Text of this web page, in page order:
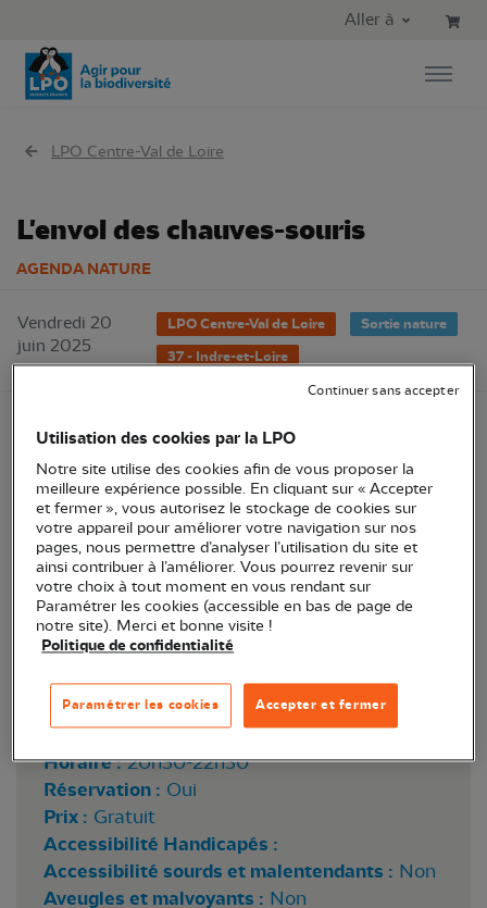
Aller au menu principal
Aller à
LPO Centre-Val de Loire
L'envol des chauves-souris
AGENDA NATURE
Vendredi 20
juin 2025
LPO Centre-Val de Loire
Sortie nature
37 - Indre-et-Loire
Grands rhinolophes © Manon Fischer
Lieu : Semblançay (37)
Horaire : 20h30-22h30
Réservation : Oui
Prix : Gratuit
Accessibilité Handicapés :
Accessibilité sourds et malentendants : Non
Aveugles et malvoyants : Non
Utilisation des cookies par la LPO
Notre site utilise des cookies afin de vous proposer la
meilleure expérience possible. En cliquant sur « Accepter
et fermer », vous autorisez le stockage de cookies sur
votre appareil pour améliorer votre navigation sur nos
pages, nous permettre d’analyser l’utilisation du site et
ainsi contribuer à l’améliorer. Vous pourrez revenir sur
votre choix à tout moment en vous rendant sur
Paramétrer les cookies (accessible en bas de page de
notre site). Merci et bonne visite !
Politique de confidentialité
Accepter et fermer
Paramétrer les cookies
Continuer sans accepter